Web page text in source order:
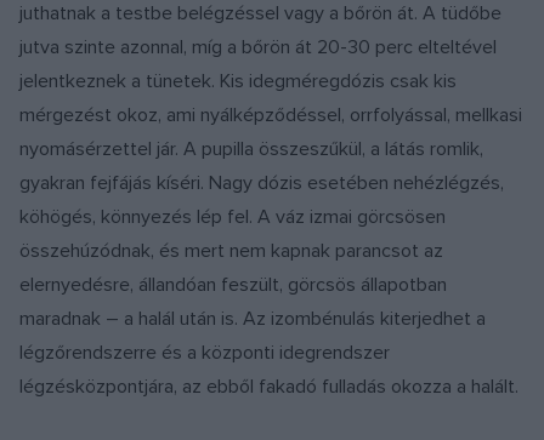
juthatnak a testbe belégzéssel vagy a bőrön át. A tüdőbe
jutva szinte azonnal, míg a bőrön át 20-30 perc elteltével
jelentkeznek a tünetek. Kis idegméregdózis csak kis
mérgezést okoz, ami nyálképződéssel, orrfolyással, mellkasi
nyomásérzettel jár. A pupilla összeszűkül, a látás romlik,
gyakran fejfájás kíséri. Nagy dózis esetében nehézlégzés,
köhögés, könnyezés lép fel. A váz izmai görcsösen
összehúzódnak, és mert nem kapnak parancsot az
elernyedésre, állandóan feszült, görcsös állapotban
maradnak – a halál után is. Az izombénulás kiterjedhet a
légzőrendszerre és a központi idegrendszer
légzésközpontjára, az ebből fakadó fulladás okozza a halált.